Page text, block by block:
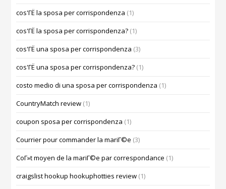
cos'ГЁ la sposa per corrispondenza (1)
cos'ГЁ la sposa per corrispondenza? (1)
cos'ГЁ una sposa per corrispondenza (3)
cos'ГЁ una sposa per corrispondenza? (1)
costo medio di una sposa per corrispondenza (1)
CountryMatch review (1)
coupon sposa per corrispondenza (1)
Courrier pour commander la mariГ©e (3)
CoГ»t moyen de la mariГ©e par correspondance (1)
craigslist hookup hookuphotties review (1)